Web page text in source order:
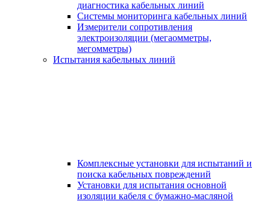
диагностика кабельных линий
Системы мониторинга кабельных линий
Измерители сопротивления
электроизоляции (мегаомметры,
мегомметры)
Испытания кабельных линий
Комплексные установки для испытаний и
поиска кабельных повреждений
Установки для испытания основной
изоляции кабеля с бумажно-масляной